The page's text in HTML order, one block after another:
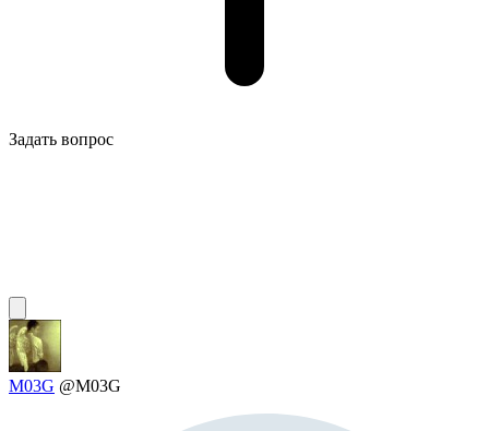
Задать вопрос
M03G @M03G